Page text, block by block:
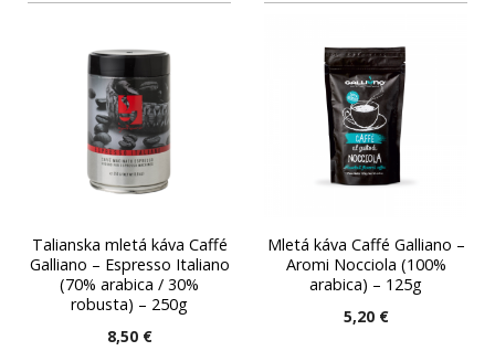
Talianska mletá káva Caffé
Galliano – Espresso Italiano
(70% arabica / 30%
robusta) – 250g
8,50 €
Mletá káva Caffé Galliano –
Aromi Nocciola (100%
arabica) – 125g
5,20 €